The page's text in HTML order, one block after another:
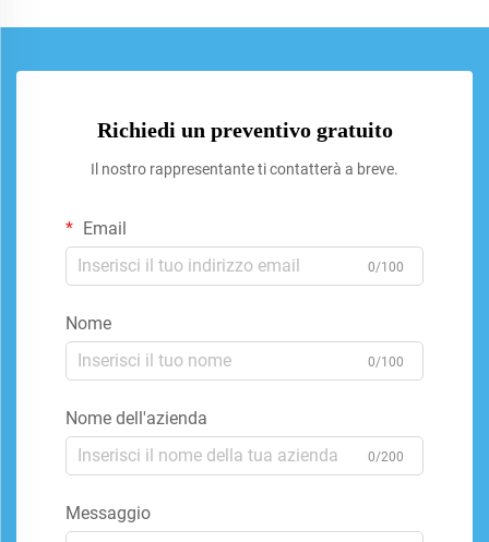
Richiedi un preventivo gratuito
Il nostro rappresentante ti contatterà a breve.
Email
0/100
Nome
0/100
Nome dell'azienda
0/200
Messaggio